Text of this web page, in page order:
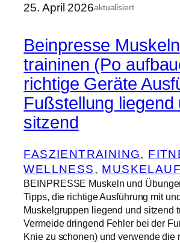
25. April 2026aktualisiert
Beinpresse Muskeln
traininen (Po
richtige Geräte
Fußstellung liegend
sitzend
FASZIENTRAINING,
WELLNESS,
BEINPRESSE Muskeln und
Tipps, die richtige Ausführung mit
Muskelgruppen liegend und sitzend
Vermeide dringend Fehler bei der
Knie zu schonen) und verwende die